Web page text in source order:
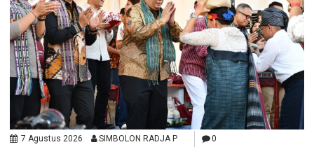
7 Agustus 2026 SIMBOLON RADJA P 0